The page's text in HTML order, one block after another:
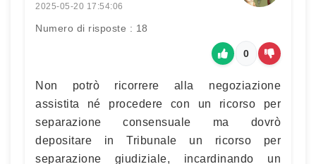
2025-05-20 17:54:06
Numero di risposte : 18
0
Non potrò ricorrere alla negoziazione
assistita né procedere con un ricorso per
separazione consensuale ma dovrò
depositare in Tribunale un ricorso per
separazione giudiziale, incardinando un